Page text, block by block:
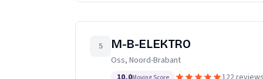
5 M-B-ELEKTRO
Oss, Noord-Brabant